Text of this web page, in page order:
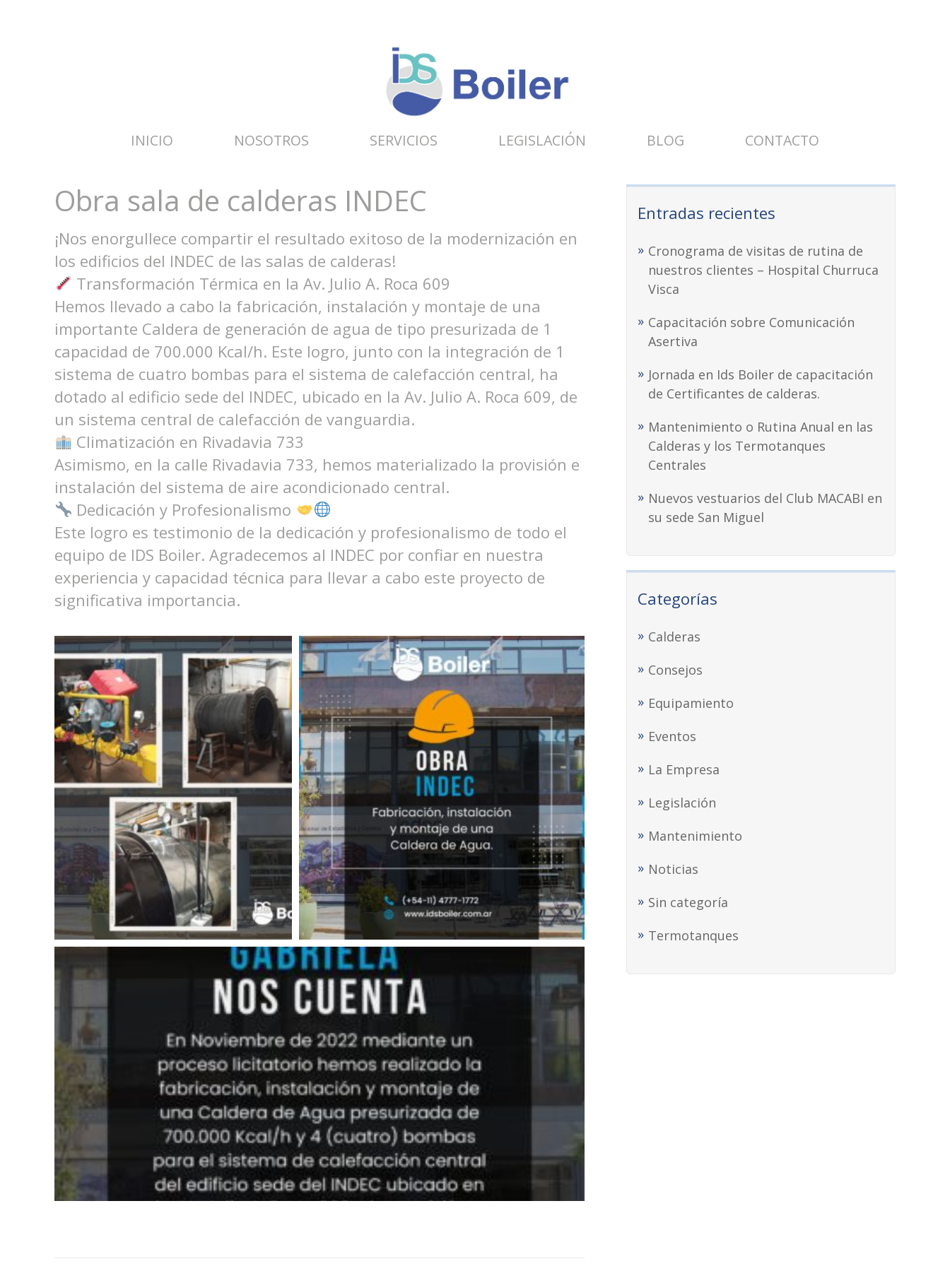
INICIO NOSOTROS SERVICIOS LEGISLACIÓN BLOG CONTACTO
Entradas recientes
Cronograma de visitas de rutina de
nuestros clientes – Hospital Churruca
Visca
Capacitación sobre Comunicación
Asertiva
Jornada en Ids Boiler de capacitación
de Certificantes de calderas.
Mantenimiento o Rutina Anual en las
Calderas y los Termotanques
Centrales
Nuevos vestuarios del Club MACABI en
su sede San Miguel
Categorías
Calderas
Consejos
Equipamiento
Eventos
La Empresa
Legislación
Mantenimiento
Noticias
Sin categoría
Termotanques
Obra sala de calderas INDEC
¡Nos enorgullece compartir el resultado exitoso de la modernización en
los edificios del INDEC de las salas de calderas!
Transformación Térmica en la Av. Julio A. Roca 609
Hemos llevado a cabo la fabricación, instalación y montaje de una
importante Caldera de generación de agua de tipo presurizada de 1
capacidad de 700.000 Kcal/h. Este logro, junto con la integración de 1
sistema de cuatro bombas para el sistema de calefacción central, ha
dotado al edificio sede del INDEC, ubicado en la Av. Julio A. Roca 609, de
un sistema central de calefacción de vanguardia.
Climatización en Rivadavia 733
Asimismo, en la calle Rivadavia 733, hemos materializado la provisión e
instalación del sistema de aire acondicionado central.
Dedicación y Profesionalismo
Este logro es testimonio de la dedicación y profesionalismo de todo el
equipo de IDS Boiler. Agradecemos al INDEC por confiar en nuestra
experiencia y capacidad técnica para llevar a cabo este proyecto de
significativa importancia.